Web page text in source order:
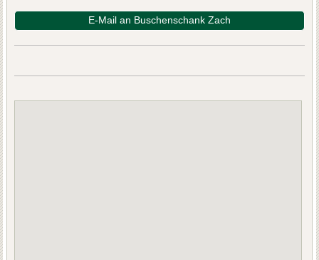
E-Mail an Buschenschank Zach